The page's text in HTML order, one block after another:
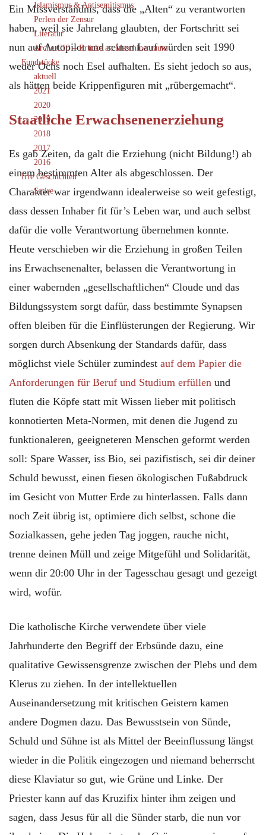
Islamismus & Antisemitismus
Perlen der Zensur
Literatur
Arche C19 – Brücke an Maschinenraum
Fundstücke
aktuell
2021
2020
2019
2018
2017
2016
Irre Geschichten
Satire
Ein Missverständnis, dass die „Alten“ zu verantworten
haben, weil sie Jahrelang glaubten, der Fortschritt sei
nun auf Autopilot und seinen Lauf würden seit 1990
weder Ochs noch Esel aufhalten. Es sieht jedoch so aus,
als hätten beide Krippenfiguren mit „rübergemacht“.
Staatliche Erwachsenenerziehung
Es gab Zeiten, da galt die Erziehung (nicht Bildung!) ab
einem bestimmten Alter als abgeschlossen. Der
Charakter war irgendwann idealerweise so weit gefestigt,
dass dessen Inhaber fit für’s Leben war, und auch selbst
dafür die volle Verantwortung übernehmen konnte.
Heute verschieben wir die Erziehung in großen Teilen
ins Erwachsenenalter, belassen die Verantwortung in
einer wabernden „gesellschaftlichen“ Cloude und das
Bildungssystem sorgt dafür, dass bestimmte Synapsen
offen bleiben für die Einflüsterungen der Regierung. Wir
sorgen durch Absenkung der Standards dafür, dass
möglichst viele Schüler zumindest auf dem Papier die
Anforderungen für Beruf und Studium erfüllen und
fluten die Köpfe statt mit Wissen lieber mit politisch
konnotierten Meta-Normen, mit denen die Jugend zu
funktionaleren, geeigneteren Menschen geformt werden
soll: Spare Wasser, iss Bio, sei pazifistisch, sei dir deiner
Schuld bewusst, einen fiesen ökologischen Fußabdruck
im Gesicht von Mutter Erde zu hinterlassen. Falls dann
noch Zeit übrig ist, optimiere dich selbst, schone die
Sozialkassen, gehe jeden Tag joggen, rauche nicht,
trenne deinen Müll und zeige Mitgefühl und Solidarität,
wenn dir 20:00 Uhr in der Tagesschau gesagt und gezeigt
wird, wofür.
Die katholische Kirche verwendete über viele
Jahrhunderte den Begriff der Erbsünde dazu, eine
qualitative Gewissensgrenze zwischen der Plebs und dem
Klerus zu ziehen. In der intellektuellen
Auseinandersetzung mit kritischen Geistern kamen
andere Dogmen dazu. Das Bewusstsein von Sünde,
Schuld und Sühne ist als Mittel der Beeinflussung längst
wieder in die Politik eingezogen und niemand beherrscht
diese Klaviatur so gut, wie Grüne und Linke. Der
Priester kann auf das Kruzifix hinter ihm zeigen und
sagen, dass Jesus für all die Sünder starb, die nun vor